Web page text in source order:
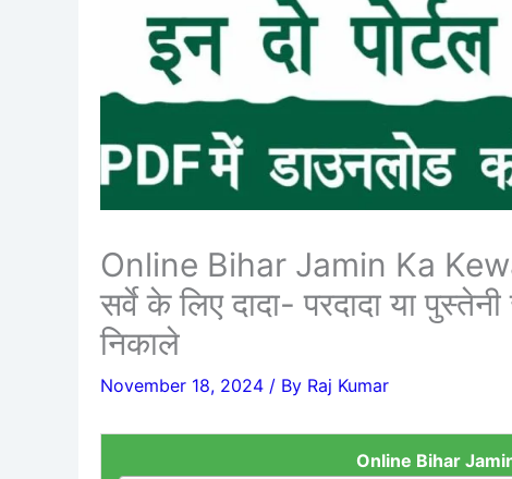
Online Bihar Jamin Ka
सर्वे के लिए दादा- परदादा या
निकाले
November 18, 2024 / By Raj Kumar
Online Bihar